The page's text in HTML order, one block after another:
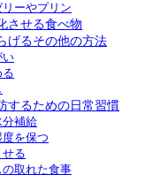
ーやプリン
させる食べ物
げるその他の方法
い
するための日常習慣
分補給
を保つ
る
取れた食事